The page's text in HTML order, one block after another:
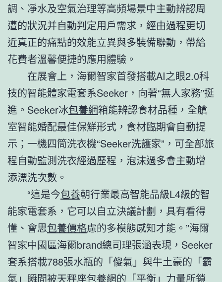
調、凈水及空氣治理等高頻場景中主動辨認周
遭的狀況并自動判定用戶需求，經由過程更切
近真正的痛點的效能立異與多裝備聯動，帶給
花費者溫馨便捷的應用體驗。
在展會上，海爾智家首發搭載AI之眼2.0科
技的智能體家電套系Seeker，向著“無人家務”挺
進。Seeker冰包養網箱能辨認食材品種，全艙
室智能婚配最佳保鮮形式，食材臨期會自動提
示；一機四筒洗衣機“Seeker洗護家”，可全部旅
程自動監測洗衣經過歷程，泡沫過多會主動增
添漂洗次數。
“這是今包養朝行業最高智能品級L4級的智
能家電套系，它可以自立決議計劃，具有看得
懂、會思包養價格慮的多模態感知才能。”海爾
智家中國區海爾brand總司理張涵表現，Seeker
套系搭載788張水瓶的「傻氣」與牛土豪的「霸
氣」瞬間被天秤座包養網的「平衡」力量所鎖